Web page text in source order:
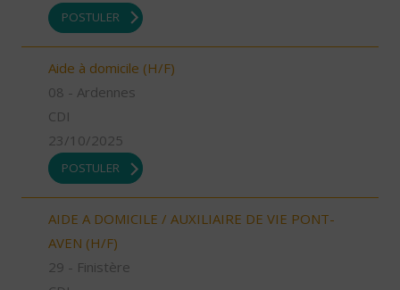
POSTULER
Aide à domicile (H/F)
08 - Ardennes
CDI
23/10/2025
POSTULER
AIDE A DOMICILE / AUXILIAIRE DE VIE PONT-
AVEN (H/F)
29 - Finistère